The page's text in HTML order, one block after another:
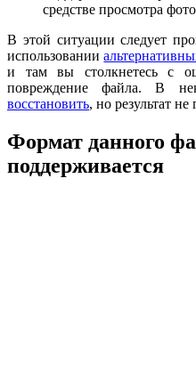
средстве просмотра
В этой ситуации следует
использовании
и там вы столкнетесь с
повреждение файла. В
восстановить, но результат не
Формат данного
поддерживается